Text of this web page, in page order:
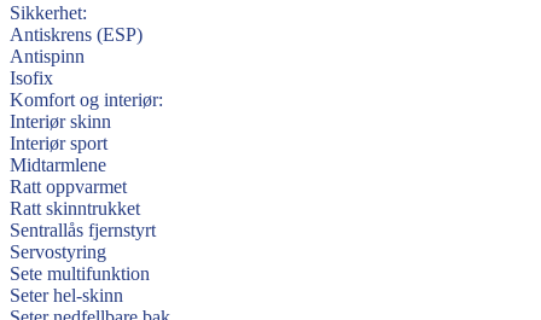
Sikkerhet:
Antiskrens (ESP)
Antispinn
Isofix
Komfort og interiør:
Interiør skinn
Interiør sport
Midtarmlene
Ratt oppvarmet
Ratt skinntrukket
Sentrallås fjernstyrt
Servostyring
Sete multifunktion
Seter hel-skinn